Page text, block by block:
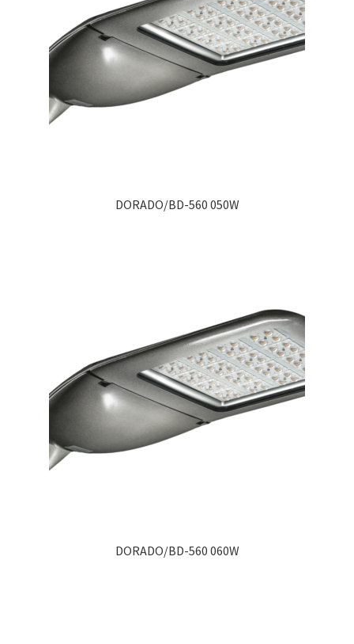
Обозначения стандартных установочных мест
кронштейнов «Opora Engineering»
Отправить заявку
DORADO/BD-560 050W
DORADO/BD-560 060W